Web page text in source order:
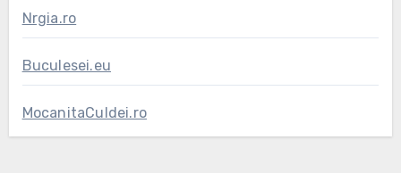
Nrgia.ro
Buculesei.eu
MocanitaCuIdei.ro